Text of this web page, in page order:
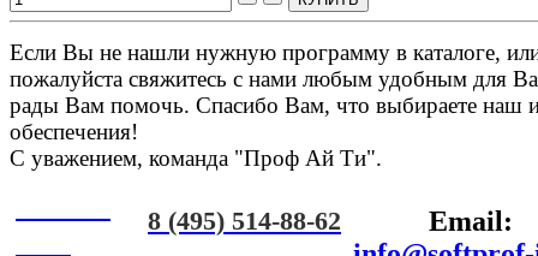
Если Вы не нашли нужную программу в каталоге,
пожалуйста свяжитесь с нами любым удобным для
рады Вам помочь. Спасибо Вам, что выбираете наш
обеспечения!
С уважением, команда "Проф Ай Ти".
8 (495) 514-88-62
Email: